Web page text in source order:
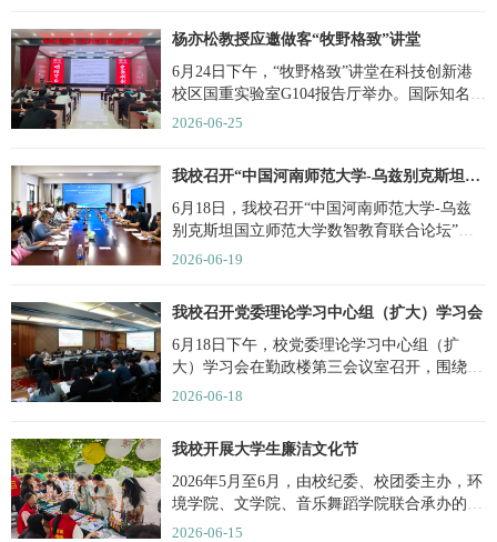
杨亦松教授应邀做客“牧野格致”讲堂
6月24日下午，“牧野格致”讲堂在科技创新港
校区国重实验室G104报告厅举办。国际知名数
学家、美国数学会会...
2026-06-25
我校召开“中国河南师范大学-乌兹别克斯坦国立师范大学数智教育...
6月18日，我校召开“中国河南师范大学-乌兹
别克斯坦国立师范大学数智教育联合论坛”。
校党委副书记王玉良、...
2026-06-19
我校召开党委理论学习中心组（扩大）学习会
6月18日下午，校党委理论学习中心组（扩
大）学习会在勤政楼第三会议室召开，围绕全
国党建工作座谈会精神和...
2026-06-18
我校开展大学生廉洁文化节
2026年5月至6月，由校纪委、校团委主办，环
境学院、文学院、音乐舞蹈学院联合承办的
2026年大学生廉洁文化节...
2026-06-15